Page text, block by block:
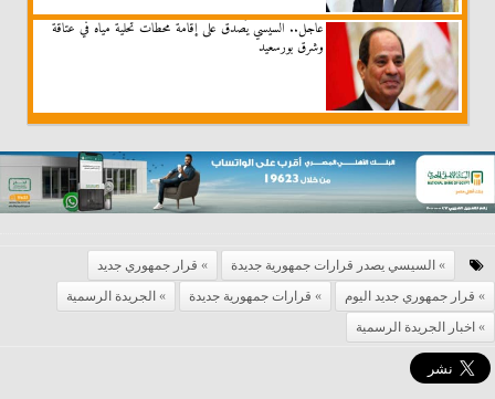
عاجل.. السيسي يُصدق على إقامة محطات تحلية مياه في عتاقة
وشرق بورسعيد
السيسي يصدر قرارات جمهورية جديدة
قرار جمهوري جديد
قرار جمهوري جديد اليوم
قرارات جمهورية جديدة
الجريدة الرسمية
اخبار الجريدة الرسمية